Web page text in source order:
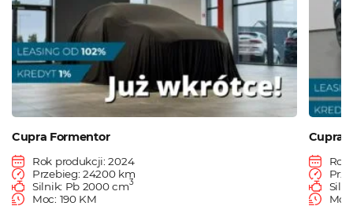
Cupra Formentor
Rok produkcji: 2024
Przebieg: 24200 km
Silnik: Pb 2000 cm3
Moc: 190 KM
Cupra
Rok